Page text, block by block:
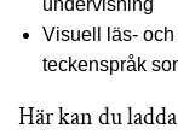
Visuell läs-
teckenspråk
Här kan du